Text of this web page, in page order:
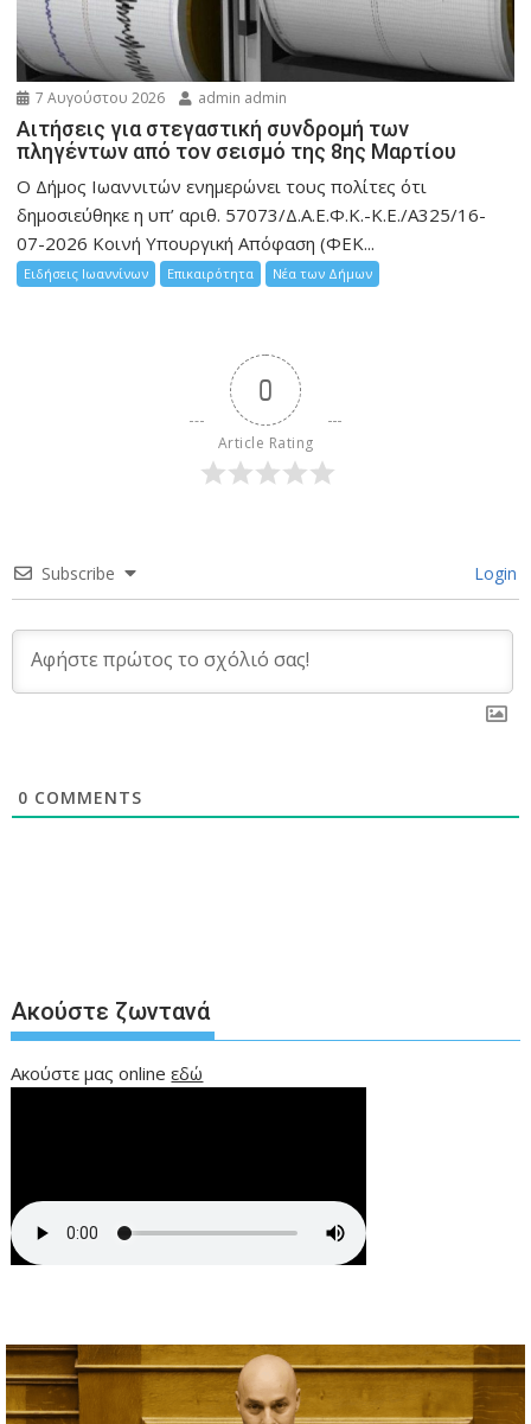
7 Αυγούστου 2026 admin admin
Αιτήσεις για στεγαστική συνδρομή των
πληγέντων από τον σεισμό της 8ης Μαρτίου
Ο Δήμος Ιωαννιτών ενημερώνει τους πολίτες ότι
δημοσιεύθηκε η υπ’ αριθ. 57073/Δ.Α.Ε.Φ.Κ.-Κ.Ε./Α325/16-
07-2026 Κοινή Υπουργική Απόφαση (ΦΕΚ...
Ειδήσεις Ιωαννίνων Επικαιρότητα Νέα των Δήμων
0
Article Rating
Subscribe Login
0 COMMENTS
Ακούστε ζωντανά
Ακούστε μας onlineεδώ